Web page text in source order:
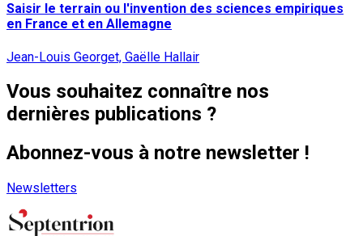
Saisir le terrain ou l'invention des sciences empiriques
en France et en Allemagne
Jean-Louis Georget, Gaëlle Hallair
Vous souhaitez connaître nos
dernières publications ?
Abonnez-vous à notre newsletter !
Newsletters